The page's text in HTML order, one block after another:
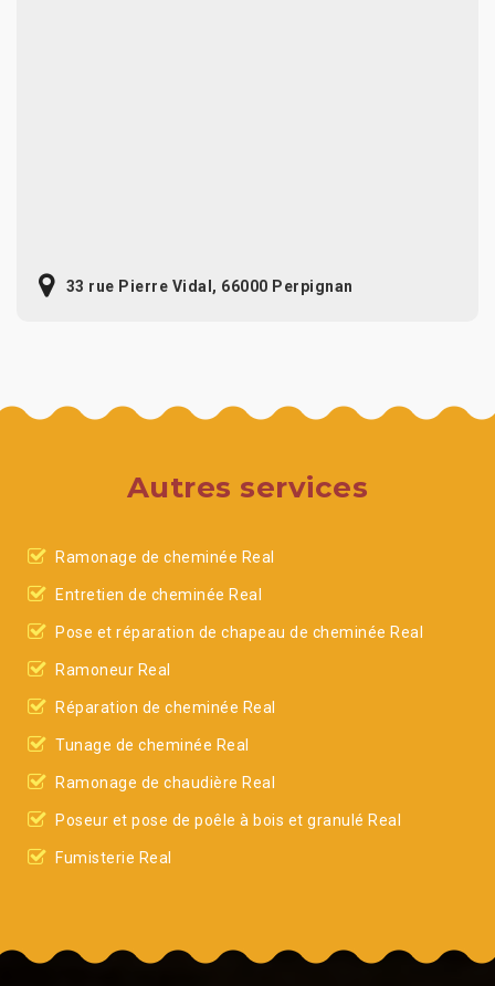
33 rue Pierre Vidal, 66000 Perpignan
Autres services
Ramonage de cheminée Real
Entretien de cheminée Real
Pose et réparation de chapeau de cheminée Real
Ramoneur Real
Réparation de cheminée Real
Tunage de cheminée Real
Ramonage de chaudière Real
Poseur et pose de poêle à bois et granulé Real
Fumisterie Real